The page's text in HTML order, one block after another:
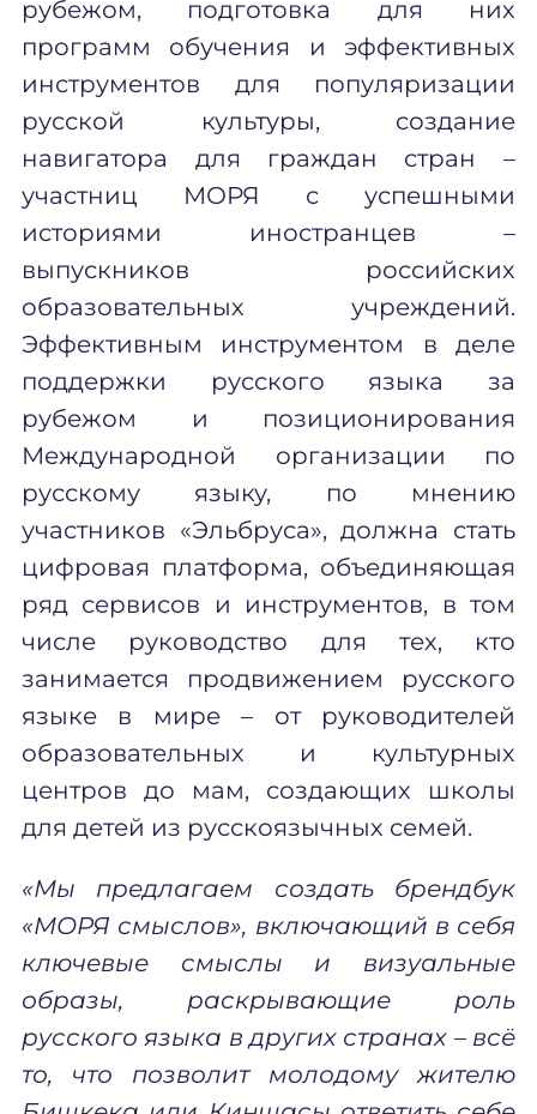
рубежом, подготовка для них
программ обучения и эффективных
инструментов для популяризации
русской культуры, создание
навигатора для граждан стран –
участниц МОРЯ с успешными
историями иностранцев –
выпускников российских
образовательных учреждений.
Эффективным инструментом в деле
поддержки русского языка за
рубежом и позиционирования
Международной организации по
русскому языку, по мнению
участников «Эльбруса», должна стать
цифровая платформа, объединяющая
ряд сервисов и инструментов, в том
числе руководство для тех, кто
занимается продвижением русского
языке в мире – от руководителей
образовательных и культурных
центров до мам, создающих школы
для детей из русскоязычных семей.
«Мы предлагаем создать брендбук
«МОРЯ смыслов», включающий в себя
ключевые смыслы и визуальные
образы, раскрывающие роль
русского языка в других странах – всё
то, что позволит молодому жителю